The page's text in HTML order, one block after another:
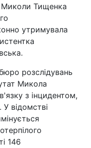
Миколи Тищенка
утримувала
розслідувань
Микола
з інцидентом,
відомстві
146